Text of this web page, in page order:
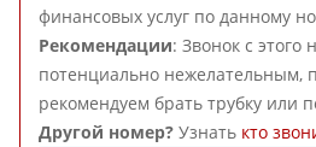
финансовых услуг по данному
Рекомендации: Звонок с
потенциально нежелательным,
рекомендуем брать трубку или
Другой номер? Узнать кто